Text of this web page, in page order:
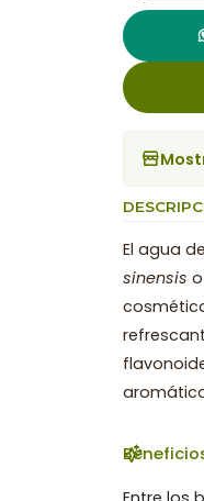
El agua
sinensis